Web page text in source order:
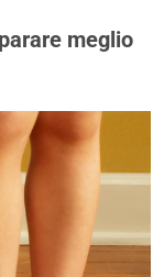
meglio